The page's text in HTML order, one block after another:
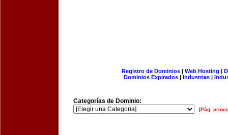
Registro de Dominios| Web Hosting |
Dominios Expirados | Industrias |
Categorías de Dominio:
[Pág.